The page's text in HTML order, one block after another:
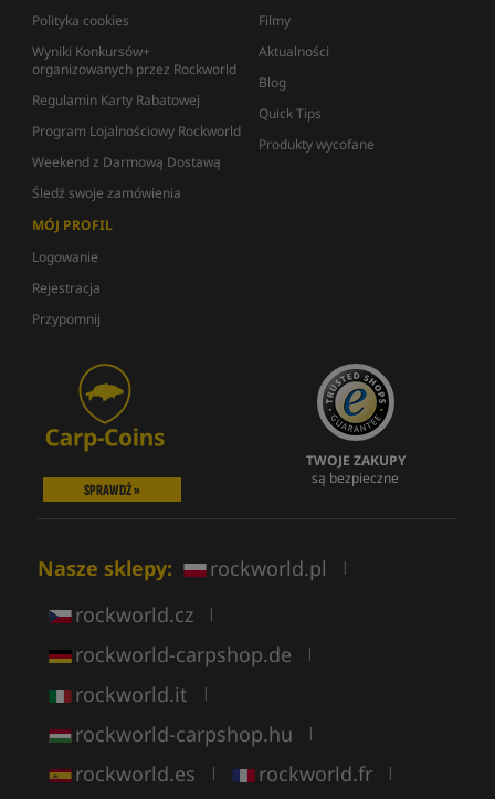
Polityka cookies
Wyniki Konkursów+
organizowanych przez Rockworld
Regulamin Karty Rabatowej
Program Lojalnościowy Rockworld
Weekend z Darmową Dostawą
Śledź swoje zamówienia
Filmy
Aktualności
Blog
Quick Tips
Produkty wycofane
MÓJ PROFIL
Logowanie
Rejestracja
Przypomnij
SPRAWDŹ »
TWOJE ZAKUPY
są bezpieczne
Nasze sklepy: rockworld.pl |
rockworld.cz |
rockworld-carpshop.de |
rockworld.it |
rockworld-carpshop.hu |
rockworld.es | rockworld.fr |